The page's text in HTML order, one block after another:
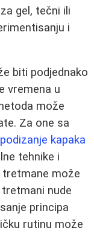
gel, tečni ili
i
biti podjednako
vremena u
može
Za one sa
podizanje kapaka
tehnike i
može
nude
principa
rutinu može